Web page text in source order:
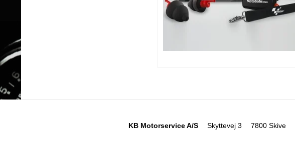
KB Motorservice A/S Skyttevej 3 7800 Skive